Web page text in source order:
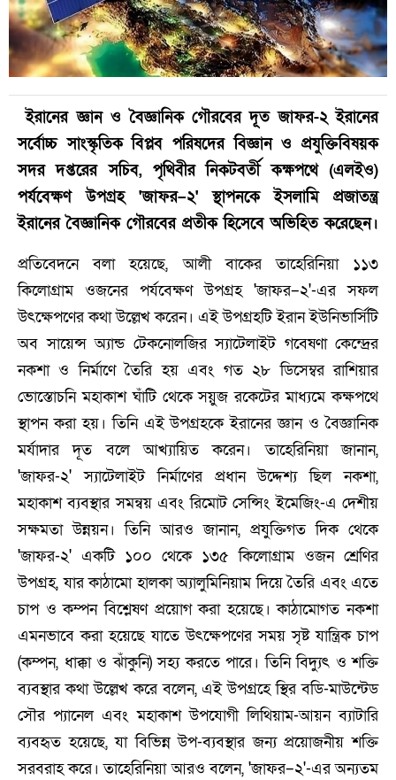
ইরানের জ্ঞান ও বৈজ্ঞানিক গৌরবের দূত জাফর-২ ইরানের
সর্বোচ্চ সাংস্কৃতিক বিপ্লব পরিষদের বিজ্ঞান ও প্রযুক্তিবিষয়ক
সদর দপ্তরের সচিব, পৃথিবীর নিকটবর্তী কক্ষপথে (এলইও)
পর্যবেক্ষণ উপগ্রহ 'জাফর–২' স্থাপনকে ইসলামি প্রজাতন্ত্র
ইরানের বৈজ্ঞানিক গৌরবের প্রতীক হিসেবে অভিহিত করেছেন।
প্রতিবেদনে বলা হয়েছে, আলী বাকের তাহেরিনিয়া ১১৩
কিলোগ্রাম ওজনের পর্যবেক্ষণ উপগ্রহ 'জাফর–২'-এর সফল
উৎক্ষেপণের কথা উল্লেখ করেন। এই উপগ্রহটি ইরান ইউনিভার্সিটি
অব সায়েন্স অ্যান্ড টেকনোলজির স্যাটেলাইট গবেষণা কেন্দ্রের
নকশা ও নির্মাণে তৈরি হয় এবং গত ২৮ ডিসেম্বর রাশিয়ার
ভোস্তোচনি মহাকাশ ঘাঁটি থেকে সয়ুজ রকেটের মাধ্যমে কক্ষপথে
স্থাপন করা হয়। তিনি এই উপগ্রহকে ইরানের জ্ঞান ও বৈজ্ঞানিক
মর্যাদার দূত বলে আখ্যায়িত করেন। তাহেরিনিয়া জানান,
'জাফর-২' স্যাটেলাইট নির্মাণের প্রধান উদ্দেশ্য ছিল নকশা,
মহাকাশ ব্যবস্থার সমন্বয় এবং রিমোট সেন্সিং ইমেজিং-এ দেশীয়
সক্ষমতা উন্নয়ন। তিনি আরও জানান, প্রযুক্তিগত দিক থেকে
'জাফর-২' একটি ১০০ থেকে ১৩৫ কিলোগ্রাম ওজন শ্রেণির
উপগ্রহ, যার কাঠামো হালকা অ্যালুমিনিয়াম দিয়ে তৈরি এবং এতে
চাপ ও কম্পন বিশ্লেষণ প্রয়োগ করা হয়েছে। কাঠামোগত নকশা
এমনভাবে করা হয়েছে যাতে উৎক্ষেপণের সময় সৃষ্ট যান্ত্রিক চাপ
(কম্পন, ধাক্কা ও ঝাঁকুনি) সহ্য করতে পারে। তিনি বিদ্যুৎ ও শক্তি
ব্যবস্থার কথা উল্লেখ করে বলেন, এই উপগ্রহে স্থির বডি-মাউন্টেড
সৌর প্যানেল এবং মহাকাশ উপযোগী লিথিয়াম-আয়ন ব্যাটারি
ব্যবহৃত হয়েছে, যা বিভিন্ন উপ-ব্যবস্থার জন্য প্রয়োজনীয় শক্তি
সরবরাহ করে। তাহেরিনিয়া আরও বলেন, 'জাফর–২'-এর অন্যতম